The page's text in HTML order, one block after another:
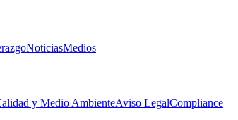
NoticiasMedios
y Medio AmbienteAviso LegalCompliance